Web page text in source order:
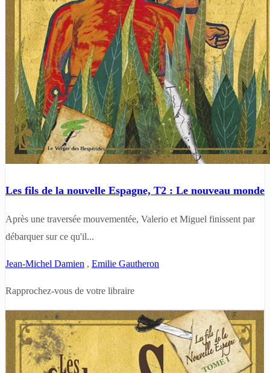
Les fils de la nouvelle Espagne, T2 : Le nouveau monde
Après une traversée mouvementée, Valerio et Miguel finissent par
débarquer sur ce qu'il...
Jean-Michel Damien , Emilie Gautheron
Rapprochez-vous de votre libraire